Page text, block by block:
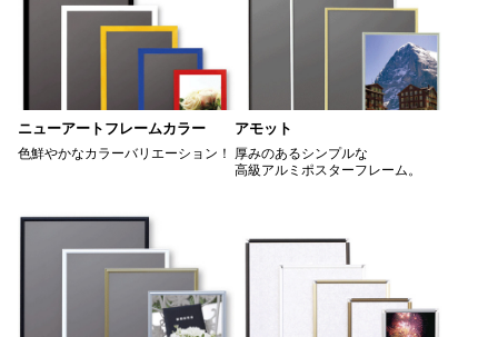
ニューアートフレームカラー
色鮮やかなカラーバリエーション！
アモット
厚みのあるシンプルな
高級アルミポスターフレーム。